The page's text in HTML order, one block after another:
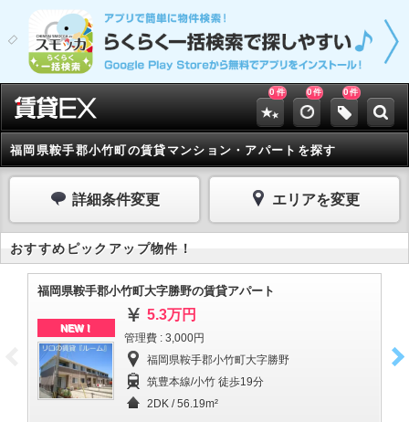
0 件 0件 0件
福岡県鞍手郡小竹町の賃貸マンション・アパートを探す
詳細条件変更 エリアを変更
おすすめピックアップ物件！
福岡県鞍手郡小竹町大字勝野の賃貸アパート
NEW！
5.3万円
管理費 : 3,000円
福岡県鞍手郡小竹町大字勝野
筑豊本線/小竹 徒歩19分
2DK / 56.19m²